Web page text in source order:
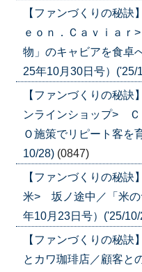
【ファンづくりの秘
ｅｏｎ．Ｃａｖｉａ
物」のキャビアを食卓
25年10月30日号）('25/
【ファンづくりの秘
ンラインショップ>
Ｏ施策でリピート客を
10/28) (0847)
【ファンづくりの秘
米> 坂ノ途中／「米の
年10月23日号）('25/10/
【ファンづくりの秘
とカワ珈琲店／顧客と